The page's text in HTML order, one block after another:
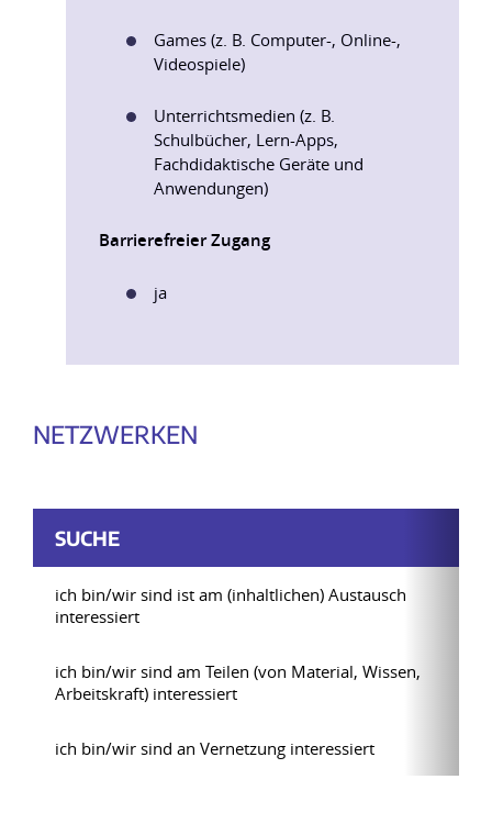
Games (z. B. Computer-, Online-,
Videospiele)
Unterrichtsmedien (z. B.
Schulbücher, Lern-Apps,
Fachdidaktische Geräte und
Anwendungen)
Barrierefreier Zugang
ja
NETZWERKEN
SUCHE
ich bin/wir sind ist am (inhaltlichen) Austausch
interessiert
ich bin/wir sind am Teilen (von Material, Wissen,
Arbeitskraft) interessiert
ich bin/wir sind an Vernetzung interessiert